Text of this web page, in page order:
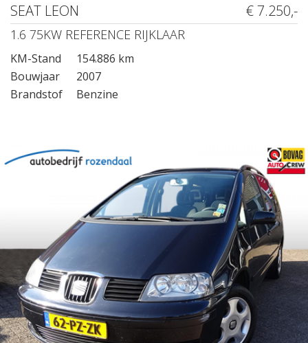
SEAT LEON € 7.250,-
1.6 75KW REFERENCE RIJKLAAR
KM-Stand
154.886 km
Bouwjaar
2007
Brandstof
Benzine